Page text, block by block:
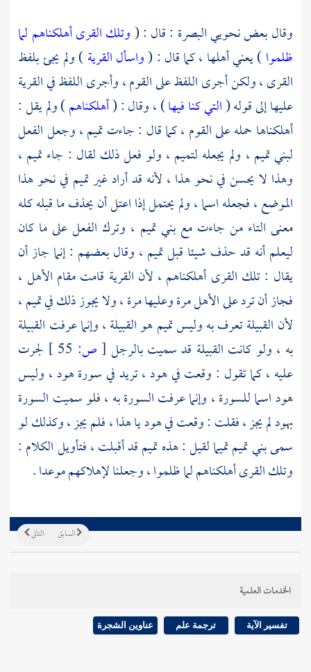
وقال بعض نحويي البصرة : قال : (وتلك القرى أهلكناهم لما
ظلموا) يعني أهلها ، كما قال : (واسأل القرية) ولم يجئ بلفظ
القرى ، ولكن أجرى اللفظ على القوم ، وأجرى اللفظ في القرية
عليها إلى قوله (التي كنا فيها) ، وقال : (أهلكناهم) ولم يقل :
أهلكناها حمله على القوم ، كما قال : جاءتتميم ،وجعل الفعل
لبني تميم ، ولم يجعله لتميم ، ولو فعل ذلك لقال : جاءتميم ،
وهذا لا يحسن في نحو هذا ، لأنه قد أراد غيرتميم في نحو هذا
الموضع ، فجعله اسما ، ولم يحتمل إذا اعتل أن يحذف ما قبله كله
معنى التاء من جاءت معبني تميم ، وترك الفعل على ما كان
ليعلم أنه قد حذف شيئا قبلتميم ، وقال بعضهم : إنما جاز أن
يقال : تلك القرى أهلكناهم ، لأن القرية قامت مقام الأهل ،
فجاز أن ترد على الأهل مرة وعليها مرة ، ولا يجوز ذلك فيتميم ،
لأن القبيلة تعرف به وليس تميم هو القبيلة ، وإنما عرفت القبيلة
به ، ولو كانت القبيلة قد سميت بالرجل [ص:
لجرت
عليه ، كما تقول : وقعت في هود ، تريد في سورة هود ، وليس
هود اسما للسورة ، وإنما عرفت السورة به ، فلو سميت السورة
بهود لم يجز ، فقلت : وقعت في هود يا هذا ، فلم يجز ، وكذلك لو
سمىبني تميمتميما لقيل : هذهتميمقد أقبلت ، فتأويل الكلام :
وتلك القرى أهلكناهم لما ظلموا ، وجعلنا لإهلاكهم موعدا .
التالي السابق
الخدمات العلمية
تفسير الآية ترجمة علم عناوين الشجرة